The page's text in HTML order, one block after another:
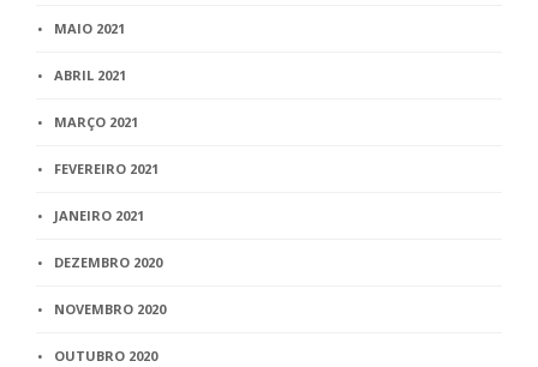
MAIO 2021
ABRIL 2021
MARÇO 2021
FEVEREIRO 2021
JANEIRO 2021
DEZEMBRO 2020
NOVEMBRO 2020
OUTUBRO 2020